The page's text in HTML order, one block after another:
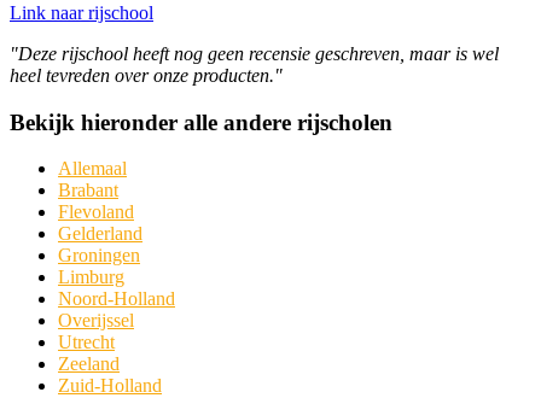
Link naar rijschool
"Deze rijschool heeft nog geen recensie geschreven, maar is wel
heel tevreden over onze producten."
Bekijk hieronder alle andere rijscholen
Allemaal
Brabant
Flevoland
Gelderland
Groningen
Limburg
Noord-Holland
Overijssel
Utrecht
Zeeland
Zuid-Holland